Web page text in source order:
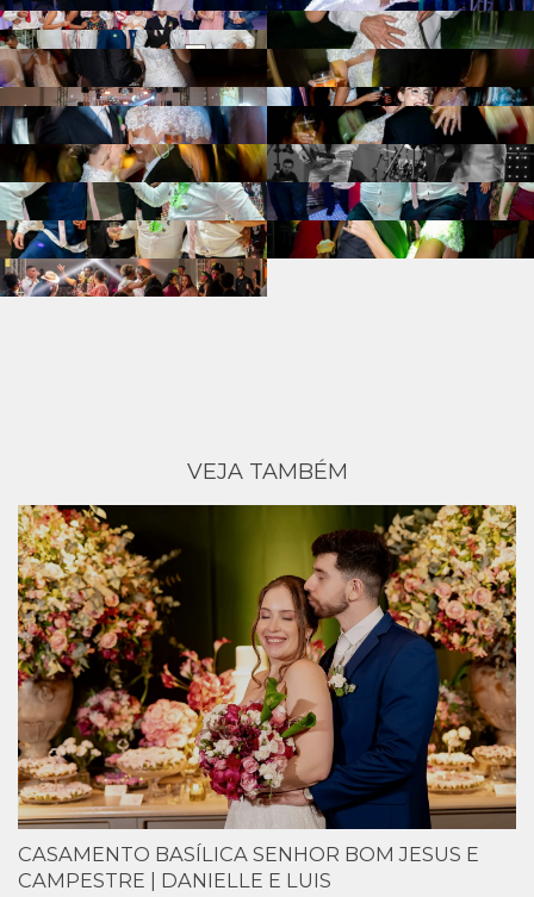
VEJA TAMBÉM
CASAMENTO BASÍLICA SENHOR BOM JESUS E
CAMPESTRE | DANIELLE E LUIS